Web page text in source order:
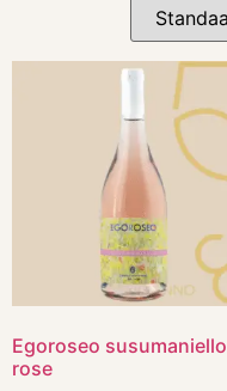
Egoroseo susumaniello
rose